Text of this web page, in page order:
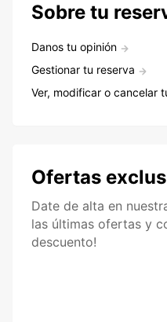
Sobre tu
Danos tu opinión
Gestionar tu reserva
Ver, modificar o cancelar
Ofertas
Date de alta en
las últimas ofertas y
descuento!